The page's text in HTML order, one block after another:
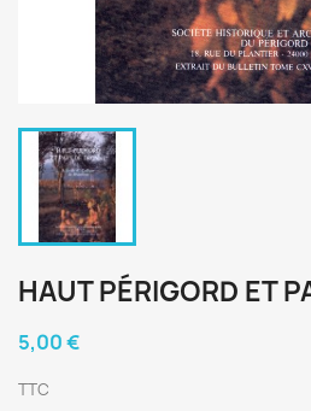
HAUT PÉRIGORD ET
5,00 €
TTC